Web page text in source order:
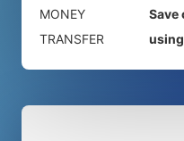
MONEY
TRANSFER
Save
using